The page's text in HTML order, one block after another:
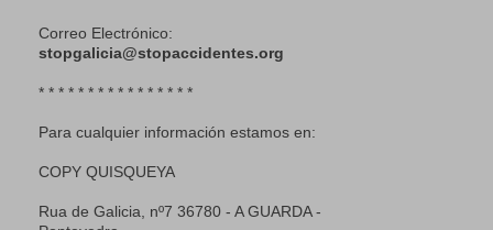
Correo Electrónico:
stopgalicia@stopaccidentes.org
* * * * * * * * * * * * * * * *
Para cualquier información estamos en:
COPY QUISQUEYA
Rua de Galicia, nº7 36780 - A GUARDA -